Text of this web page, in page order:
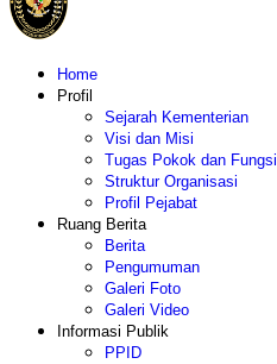
Home
Profil
Sejarah Kementerian
Visi dan Misi
Tugas Pokok dan Fungsi
Struktur Organisasi
Profil Pejabat
Ruang Berita
Berita
Pengumuman
Galeri Foto
Galeri Video
Informasi Publik
PPID